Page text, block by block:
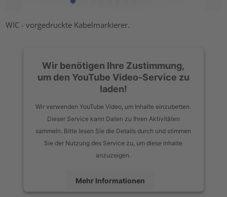
WIC - vorgedruckte Kabelmarkierer.
Wir benötigen Ihre Zustimmung,
um den YouTube Video-Service zu
laden!
Wir verwenden YouTube Video, um Inhalte einzubetten.
Dieser Service kann Daten zu Ihren Aktivitäten
sammeln. Bitte lesen Sie die Details durch und stimmen
Sie der Nutzung des Service zu, um diese Inhalte
anzuzeigen.
Mehr Informationen